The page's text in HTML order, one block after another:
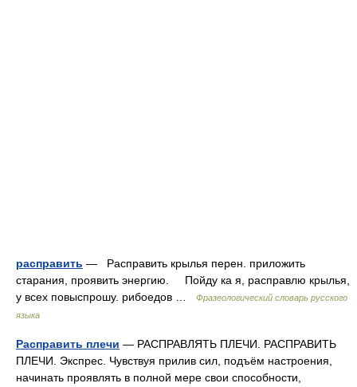
расправить — Расправить крылья перен. приложить
старания, проявить энергию. Пойду ка я, расправлю крылья,
у всех повыспрошу. рибоедов …
Фразеологический словарь русского
языка
Расправить плечи — РАСПРАВЛЯТЬ ПЛЕЧИ. РАСПРАВИТЬ
ПЛЕЧИ. Экспрес. Чувствуя прилив сил, подъём настроения,
начинать проявлять в полной мере свои способности,